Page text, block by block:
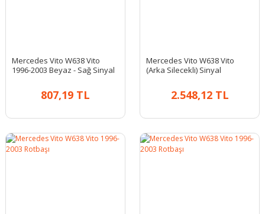
Mercedes Vito W638 Vito
1996-2003 Beyaz - Sağ Sinyal
807,19 TL
Mercedes Vito W638 Vito
(Arka Silecekli) Sinyal
2.548,12 TL